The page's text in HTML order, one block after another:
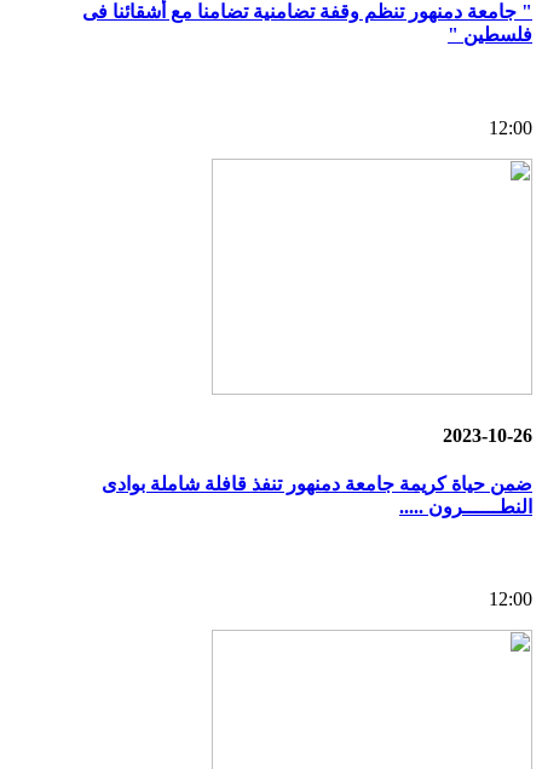
" جامعة دمنهور تنظم وقفة تضامنية تضامنا مع أشقائنا فى
فلسطين "
12:00
2023-10-26
ضمن حياة كريمة جامعة دمنهور تنفذ قافلة شاملة بوادى
النطــــــرون .....
12:00